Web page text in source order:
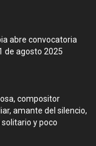
abre convocatoria
de agosto 2025
compositor
amante del silencio,
y poco